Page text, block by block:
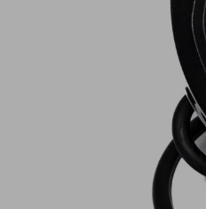
Zestawy oświetlenia
Często zadawane